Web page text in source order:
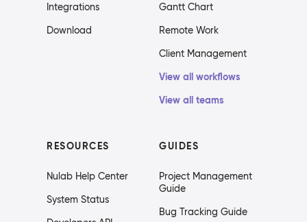
Integrations
Download
Gantt Chart
Remote Work
Client Management
View all workflows
View all teams
RESOURCES
Nulab Help Center
System Status
GUIDES
Project Management
Guide
Bug Tracking Guide